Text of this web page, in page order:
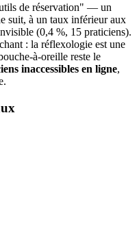
de réservation" — un
suit, à un taux inférieur aux
(0,4 %, 15 praticiens).
: la réflexologie est une
à-oreille reste le
inaccessibles en ligne,